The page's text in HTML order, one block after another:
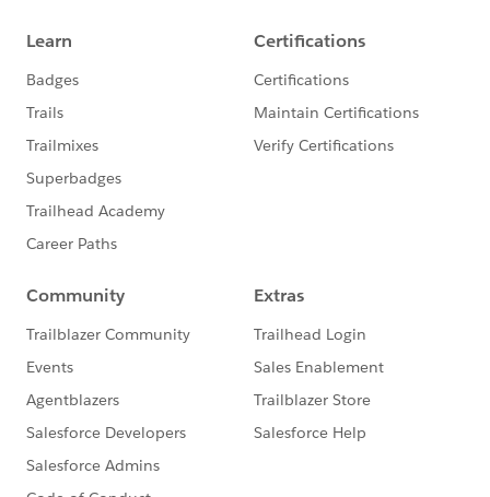
このグループは株式会社セールスフォース・ジャパ
ンの社員によって管理、運営されています。
「Trailblazer Community オンライン行動規範」に
https://trailhead.salesforce.com/ja/trailblazerco
このグループ内での発言はForward Looking
http://investor.salesforce.com/about-
statements/default.aspx
https://www.salesforce.com/jp/company/progra
m-agreement
※こちらでの回答はあくまで社員もしくは有識者の